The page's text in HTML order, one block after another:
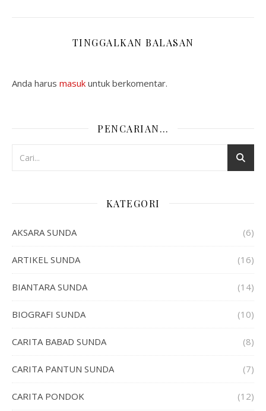
TINGGALKAN BALASAN
Anda harus masuk untuk berkomentar.
PENCARIAN…
KATEGORI
AKSARA SUNDA (6)
ARTIKEL SUNDA (16)
BIANTARA SUNDA (14)
BIOGRAFI SUNDA (10)
CARITA BABAD SUNDA (8)
CARITA PANTUN SUNDA (7)
CARITA PONDOK (12)